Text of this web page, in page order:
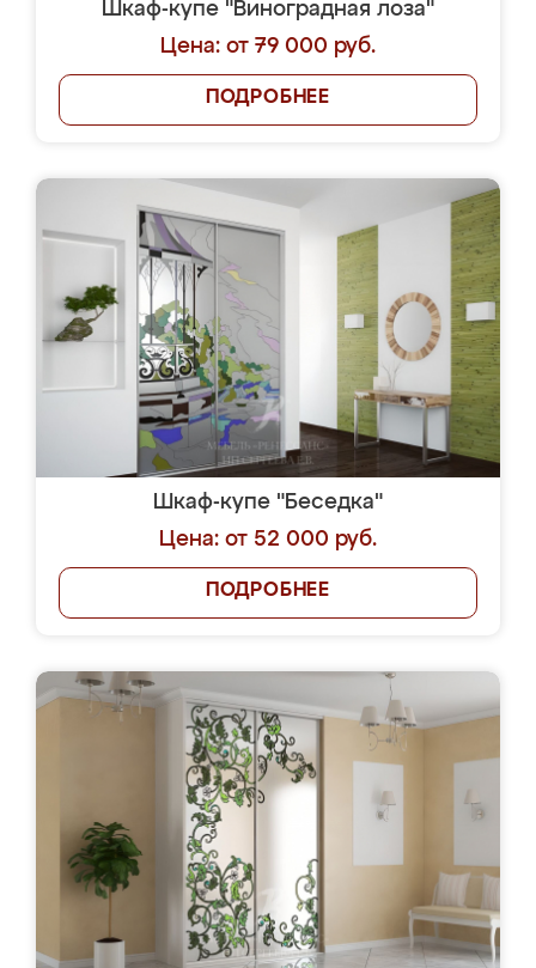
Шкаф-купе "Виноградная лоза"
Цена: от 79 000 руб.
ПОДРОБНЕЕ
Шкаф-купе "Беседка"
Цена: от 52 000 руб.
ПОДРОБНЕЕ